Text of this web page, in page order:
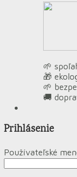
🌱
🎁
🌱
🚚
Prihlásenie
Používateľské